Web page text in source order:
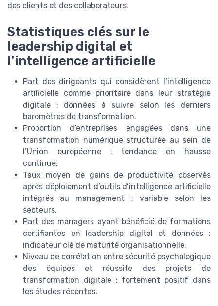
des clients et des collaborateurs.
Statistiques clés sur le
leadership digital et
l’intelligence artificielle
Part des dirigeants qui considèrent l’intelligence
artificielle comme prioritaire dans leur stratégie
digitale : données à suivre selon les derniers
baromètres de transformation.
Proportion d’entreprises engagées dans une
transformation numérique structurée au sein de
l’Union européenne : tendance en hausse
continue.
Taux moyen de gains de productivité observés
après déploiement d’outils d’intelligence artificielle
intégrés au management : variable selon les
secteurs.
Part des managers ayant bénéficié de formations
certifiantes en leadership digital et données :
indicateur clé de maturité organisationnelle.
Niveau de corrélation entre sécurité psychologique
des équipes et réussite des projets de
transformation digitale : fortement positif dans
les études récentes.